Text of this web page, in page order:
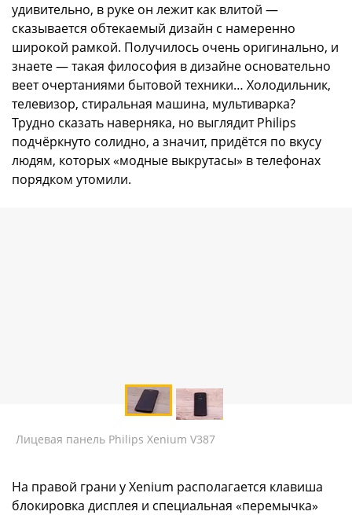
удивительно, в руке он лежит как влитой —
сказывается обтекаемый дизайн с намеренно
широкой рамкой. Получилось очень оригинально, и
знаете — такая философия в дизайне основательно
веет очертаниями бытовой техники… Холодильник,
телевизор, стиральная машина, мультиварка?
Трудно сказать наверняка, но выглядит Philips
подчёркнуто солидно, а значит, придётся по вкусу
людям, которых «модные выкрутасы» в телефонах
порядком утомили.
Лицевая панель Philips Xenium V387
На правой грани у Xenium располагается клавиша
блокировка дисплея и специальная «перемычка»